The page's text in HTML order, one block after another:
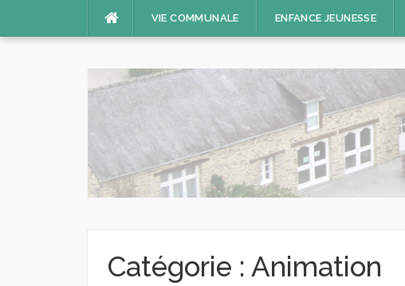
VIE COMMUNALE ENFANCE JEUNESSE
Catégorie : Animation